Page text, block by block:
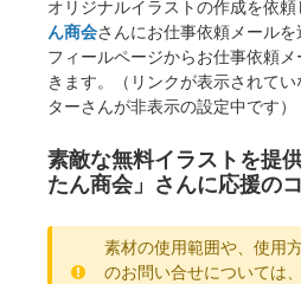
オリジナルイラストの作成を依
ん商会さんにお仕事依頼メール
フィールページからお仕事依頼
きます。（リンクが表示されて
ターさんが非表示の設定中です）
素敵な無料イラストを提
たん商会」さんに応援の
素材の使用範囲や、使用
のお問い合せについては